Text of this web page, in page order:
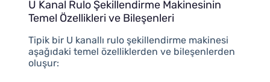
U Kanal Rulo Şekillendirme Makinesinin
Temel Özellikleri ve Bileşenleri
Tipik bir U kanallı rulo şekillendirme makinesi
aşağıdaki temel özelliklerden ve bileşenlerden
oluşur: